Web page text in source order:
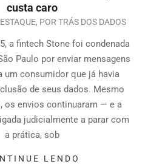
custa caro
, POR TRÁS DOS DADOS
a fintech Stone foi condenada
Paulo por enviar mensagens
um consumidor que já havia
de seus dados. Mesmo
os envios continuaram — e a
judicialmente a parar com
a prática, sob
LENDO